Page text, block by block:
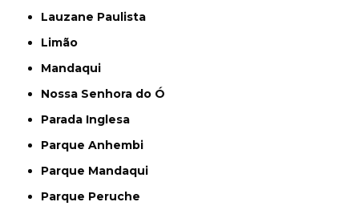
Lauzane Paulista
Limão
Mandaqui
Nossa Senhora do Ó
Parada Inglesa
Parque Anhembi
Parque Mandaqui
Parque Peruche